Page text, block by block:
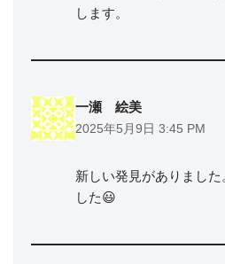
します。
一瀬 絵美
2025年5月9日 3:45 PM
新しい発見がありまし
した😃